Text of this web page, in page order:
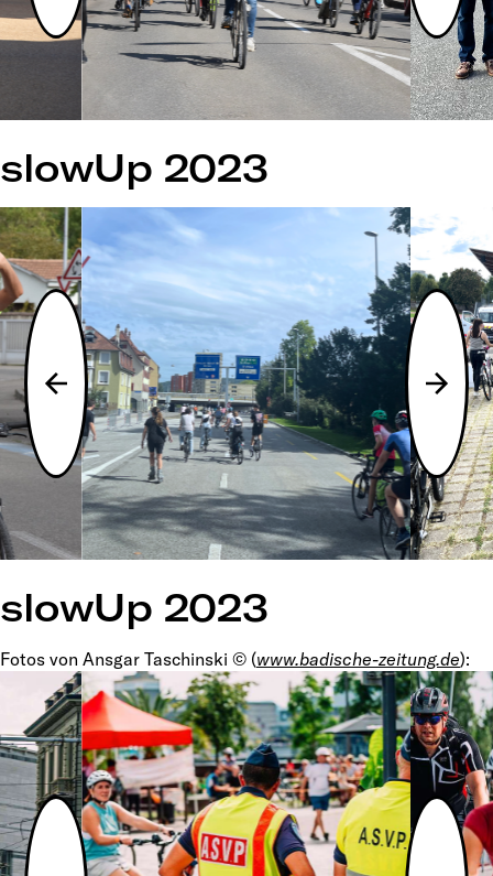
slowUp 2023
slowUp 2023
Fotos von Ansgar Taschinski © (www.badische-zeitung.de):